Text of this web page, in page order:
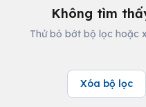
Không tìm
Thử bỏ bớt bộ lọc hoặc
Xóa bộ lọc